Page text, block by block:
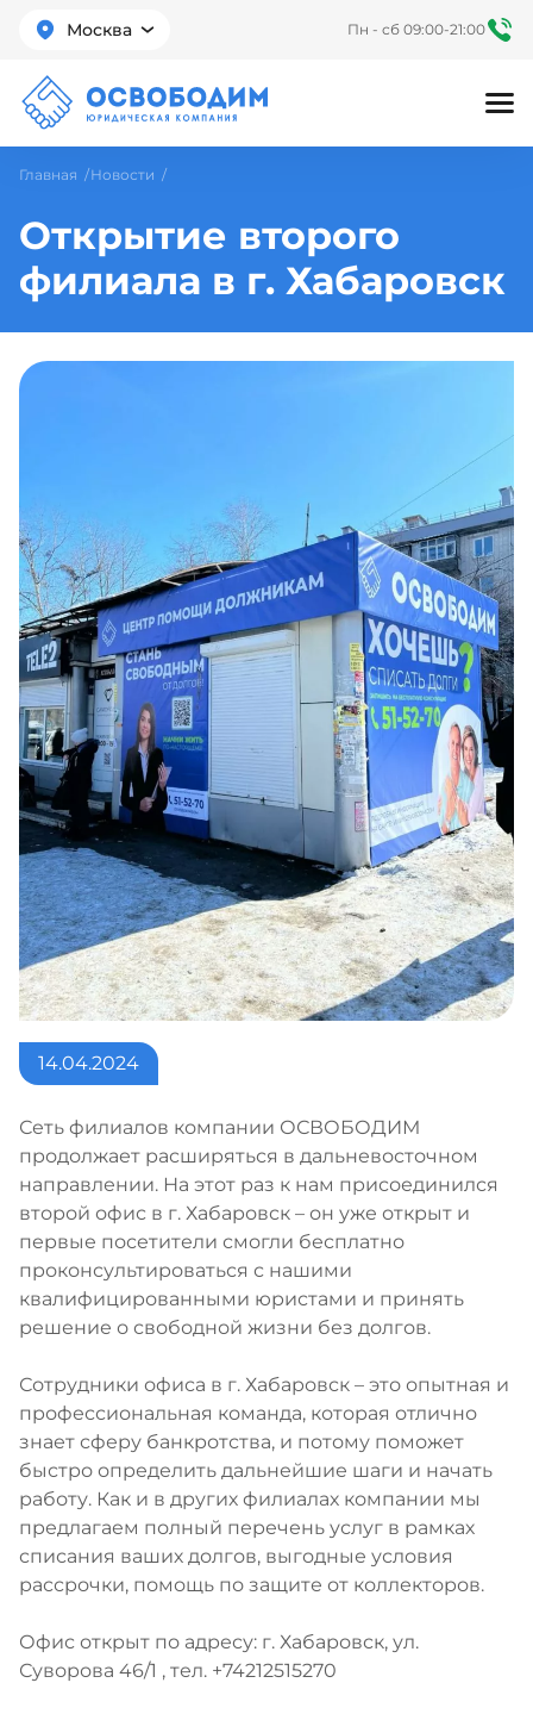
Москва Пн - сб 09:00-21:00
Главная Новости
Открытие второго
филиала в г. Хабаровск
14.04.2024
Сеть филиалов компании ОСВОБОДИМ
продолжает расширяться в дальневосточном
направлении. На этот раз к нам присоединился
второй офис в г. Хабаровск – он уже открыт и
первые посетители смогли бесплатно
проконсультироваться с нашими
квалифицированными юристами и принять
решение о свободной жизни без долгов.
Сотрудники офиса в г. Хабаровск – это опытная и
профессиональная команда, которая отлично
знает сферу банкротства, и потому поможет
быстро определить дальнейшие шаги и начать
работу. Как и в других филиалах компании мы
предлагаем полный перечень услуг в рамках
списания ваших долгов, выгодные условия
рассрочки, помощь по защите от коллекторов.
Офис открыт по адресу: г. Хабаровск, ул.
Суворова 46/1 , тел. +74212515270